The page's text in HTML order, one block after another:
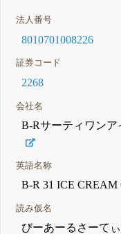
法人番号
8010701008226
証券コード
2268
会社名
B-Rサーティワン
英語名称
B-R 31 ICE CREAM
読み仮名
びーあーるさーて